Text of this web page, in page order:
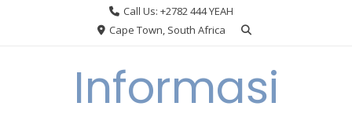
Call Us: +2782 444 YEAH
Cape Town, South Africa
Informasi